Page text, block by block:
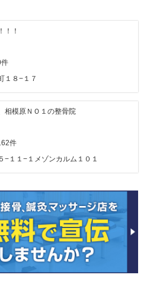
！！
１８−１７
相模原ＮＯ１の整骨院
件
−１１−１メゾンカルム１０１